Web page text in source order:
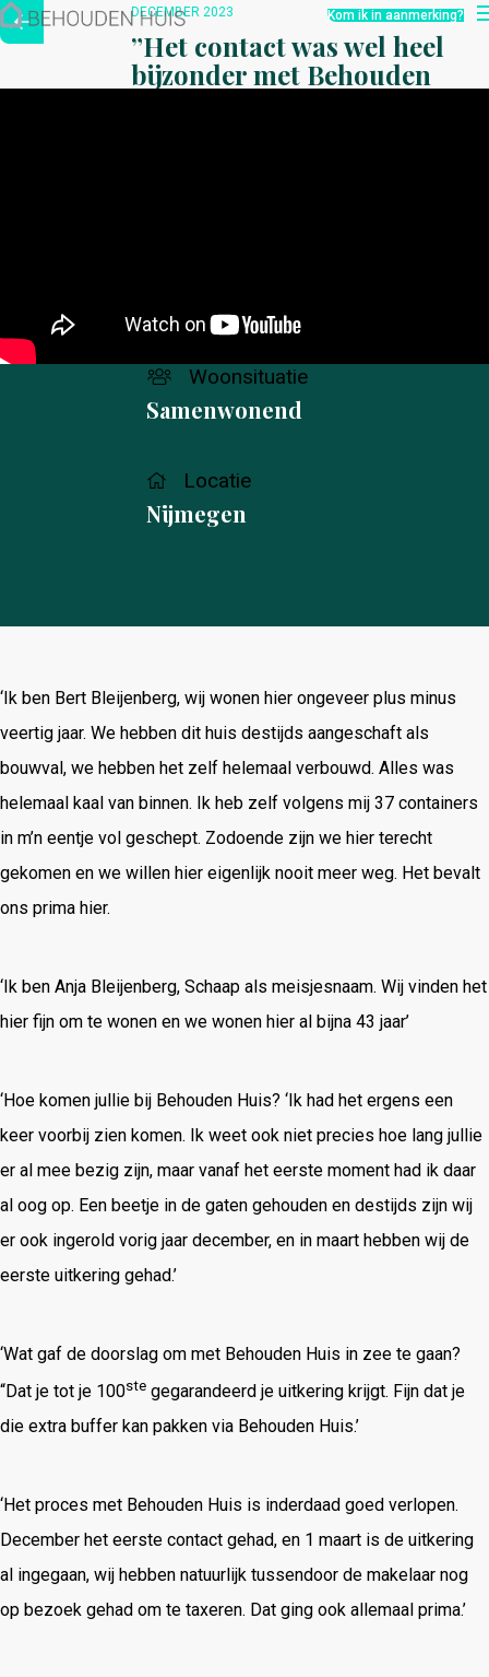
Hoe werkt het?
Over ons
Nieuwsbrief
Contact
Kom ik in aanmerking?
DECEMBER 2023
”Het contact was wel heel
bijzonder met Behouden
Woonsituatie
Samenwonend
Locatie
Nijmegen
‘Ik ben Bert Bleijenberg, wij wonen hier ongeveer plus minus
veertig jaar. We hebben dit huis destijds aangeschaft als
bouwval, we hebben het zelf helemaal verbouwd. Alles was
helemaal kaal van binnen. Ik heb zelf volgens mij 37 containers
in m’n eentje vol geschept. Zodoende zijn we hier terecht
gekomen en we willen hier eigenlijk nooit meer weg. Het bevalt
ons prima hier.
‘Ik ben Anja Bleijenberg, Schaap als meisjesnaam. Wij vinden het
hier fijn om te wonen en we wonen hier al bijna 43 jaar’
‘Hoe komen jullie bij Behouden Huis? ‘Ik had het ergens een
keer voorbij zien komen. Ik weet ook niet precies hoe lang jullie
er al mee bezig zijn, maar vanaf het eerste moment had ik daar
al oog op. Een beetje in de gaten gehouden en destijds zijn wij
er ook ingerold vorig jaar december, en in maart hebben wij de
eerste uitkering gehad.’
‘Wat gaf de doorslag om met Behouden Huis in zee te gaan?
“Dat je tot je 100ste gegarandeerd je uitkering krijgt. Fijn dat je
die extra buffer kan pakken via Behouden Huis.’
‘Het proces met Behouden Huis is inderdaad goed verlopen.
December het eerste contact gehad, en 1 maart is de uitkering
al ingegaan, wij hebben natuurlijk tussendoor de makelaar nog
op bezoek gehad om te taxeren. Dat ging ook allemaal prima.’